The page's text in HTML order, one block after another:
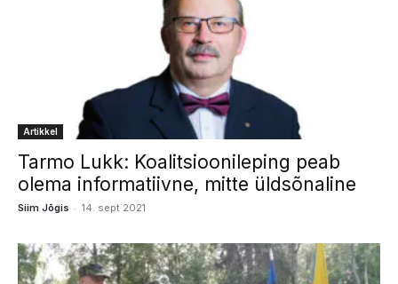
Artikkel
Tarmo Lukk: Koalitsioonileping peab
olema informatiivne, mitte üldsõnaline
Siim Jõgis - 14. sept 2021